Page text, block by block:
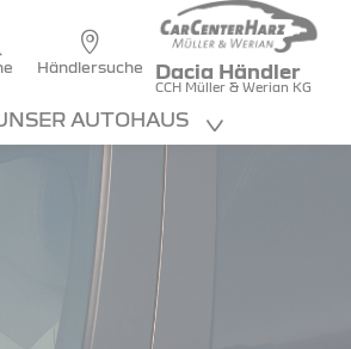
Händlersuche Dacia Händler
CCH Müller & Werian KG
AUTOHAUS